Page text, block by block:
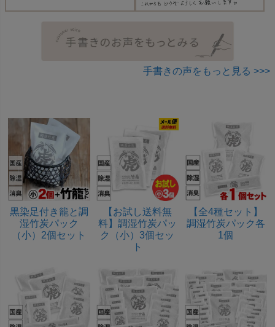
手書きの声をもっと見る >>>
黒染足付き籠と調
湿竹炭パック
（小）2個セット
【お試し送料無
料】調湿竹炭パッ
ク（小）3個セッ
ト
【全4種セット】
調湿竹炭パック各
1個